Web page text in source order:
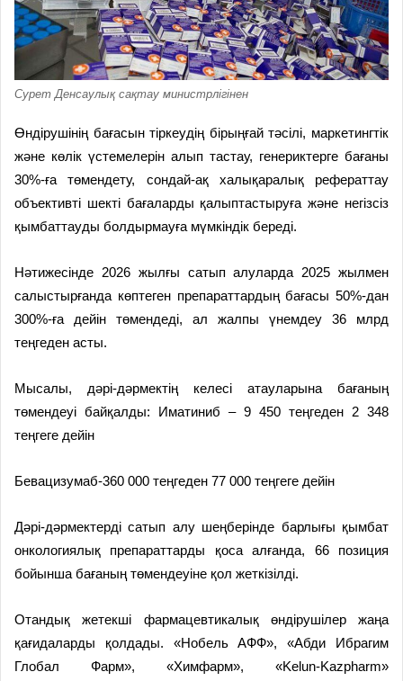
Сурет Денсаулық сақтау министрлігінен
Өндірушінің бағасын тіркеудің бірыңғай тәсілі, маркетингтік
және көлік үстемелерін алып тастау, генериктерге бағаны
30%-ға төмендету, сондай-ақ халықаралық рефераттау
объективті шекті бағаларды қалыптастыруға және негізсіз
қымбаттауды болдырмауға мүмкіндік береді.
Нәтижесінде 2026 жылғы сатып алуларда 2025 жылмен
салыстырғанда көптеген препараттардың бағасы 50%-дан
300%-ға дейін төмендеді, ал жалпы үнемдеу 36 млрд
теңгеден асты.
Мысалы, дәрі-дәрмектің келесі атауларына бағаның
төмендеуі байқалды:
Иматиниб – 9 450 теңгеден 2 348
теңгеге дейін
Бевацизумаб-360 000 теңгеден 77 000 теңгеге дейін
Дәрі-дәрмектерді сатып алу шеңберінде барлығы қымбат
онкологиялық препараттарды қоса алғанда, 66 позиция
бойынша бағаның төмендеуіне қол жеткізілді.
Отандық жетекші фармацевтикалық өндірушілер жаңа
қағидаларды қолдады. «Нобель АФФ», «Абди Ибрагим
Глобал Фарм», «Химфарм», «Kelun-Kazpharm»